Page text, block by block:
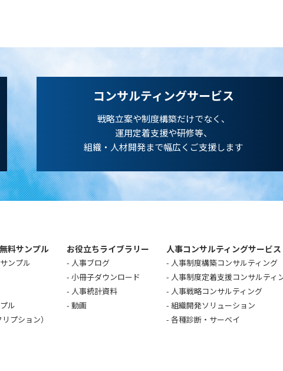
コンサルティングサービス
戦略立案や制度構築だけでなく、
運用定着支援や研修等、
組織・人材開発まで幅広くご支援します
料サンプル
ンプル
ル
プション）
お役立ちライブラリー
人事ブログ
小冊子ダウンロード
人事統計資料
動画
人事コンサルティングサービス
人事制度構築コンサルティング
人事制度定着支援コンサルティ
人事戦略コンサルティング
組織開発ソリューション
各種診断・サーベイ